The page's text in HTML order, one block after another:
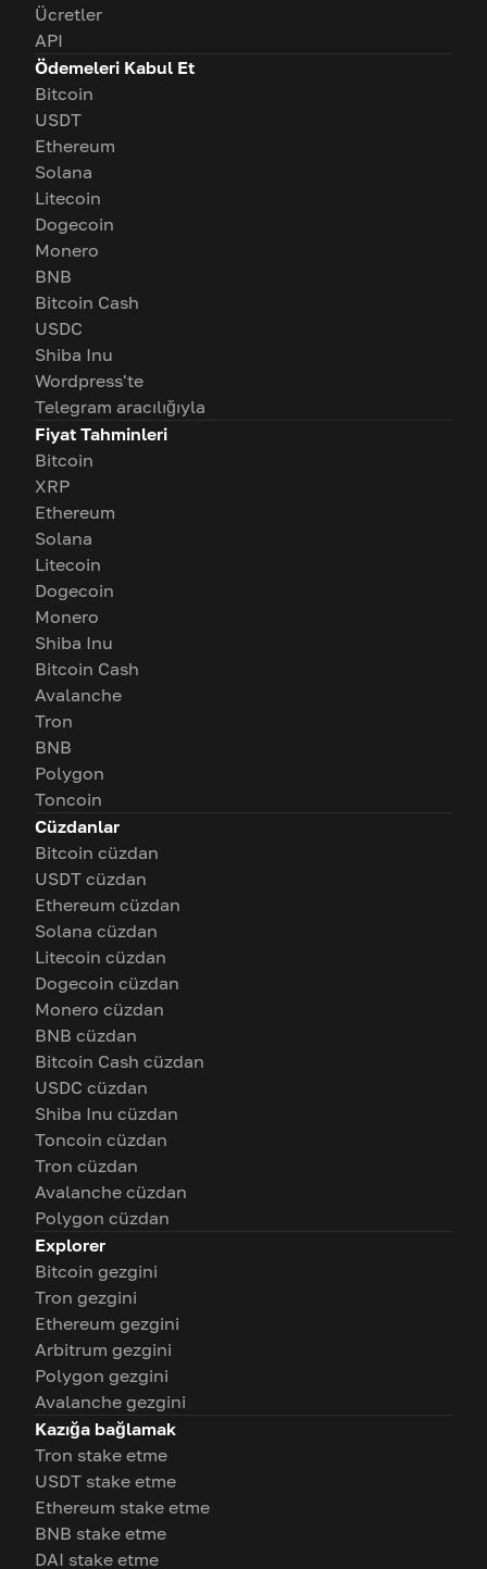
Ücretler
API
Ödemeleri Kabul Et
Bitcoin
USDT
Ethereum
Solana
Litecoin
Dogecoin
Monero
BNB
Bitcoin Cash
USDC
Shiba Inu
Wordpress'te
Telegram aracılığıyla
Fiyat Tahminleri
Bitcoin
XRP
Ethereum
Solana
Litecoin
Dogecoin
Monero
Shiba Inu
Bitcoin Cash
Avalanche
Tron
BNB
Polygon
Toncoin
Cüzdanlar
Bitcoin cüzdan
USDT cüzdan
Ethereum cüzdan
Solana cüzdan
Litecoin cüzdan
Dogecoin cüzdan
Monero cüzdan
BNB cüzdan
Bitcoin Cash cüzdan
USDC cüzdan
Shiba Inu cüzdan
Toncoin cüzdan
Tron cüzdan
Avalanche cüzdan
Polygon cüzdan
Explorer
Bitcoin gezgini
Tron gezgini
Ethereum gezgini
Arbitrum gezgini
Polygon gezgini
Avalanche gezgini
Kazığa bağlamak
Tron stake etme
USDT stake etme
Ethereum stake etme
BNB stake etme
DAI stake etme